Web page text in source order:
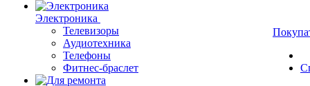
Электроника
Телевизоры
Аудиотехника
Телефоны
Фитнес-браслет